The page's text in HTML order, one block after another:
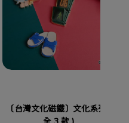
〔台灣文化磁鐵〕文化系列 (
全 3 款 )